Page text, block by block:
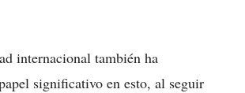
internacional también ha
significativo en esto, al seguir